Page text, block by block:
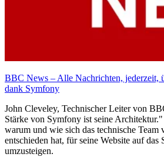
BBC News – Alle Nachrichten, jederzeit,
dank Symfony
John Cleveley, Technischer Leiter von
Stärke von Symfony ist seine
warum und wie sich das technische
entschieden hat, für seine Website auf
umzusteigen.